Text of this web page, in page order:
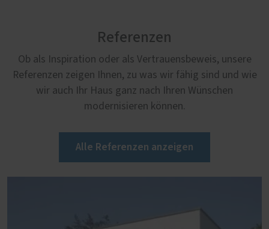
Referenzen
Ob als Inspiration oder als Vertrauensbeweis, unsere
Referenzen zeigen Ihnen, zu was wir fähig sind und wie
wir auch Ihr Haus ganz nach Ihren Wünschen
modernisieren können.
Alle Referenzen anzeigen